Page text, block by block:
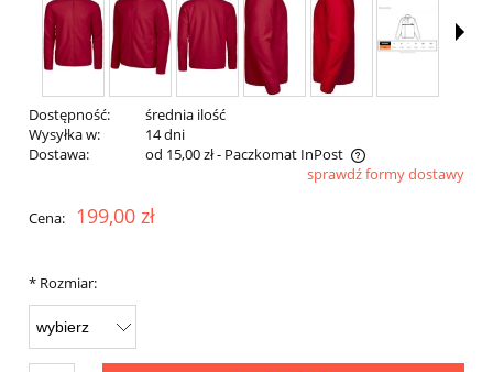
Dostępność:
średnia ilość
Wysyłka w:
14 dni
Dostawa:
od 15,00 zł- Paczkomat InPost
Cena nie zawiera ewentualnych kosztów płatnościsprawdź formy dostawy
Cena: 199,00 zł
* Rozmiar: